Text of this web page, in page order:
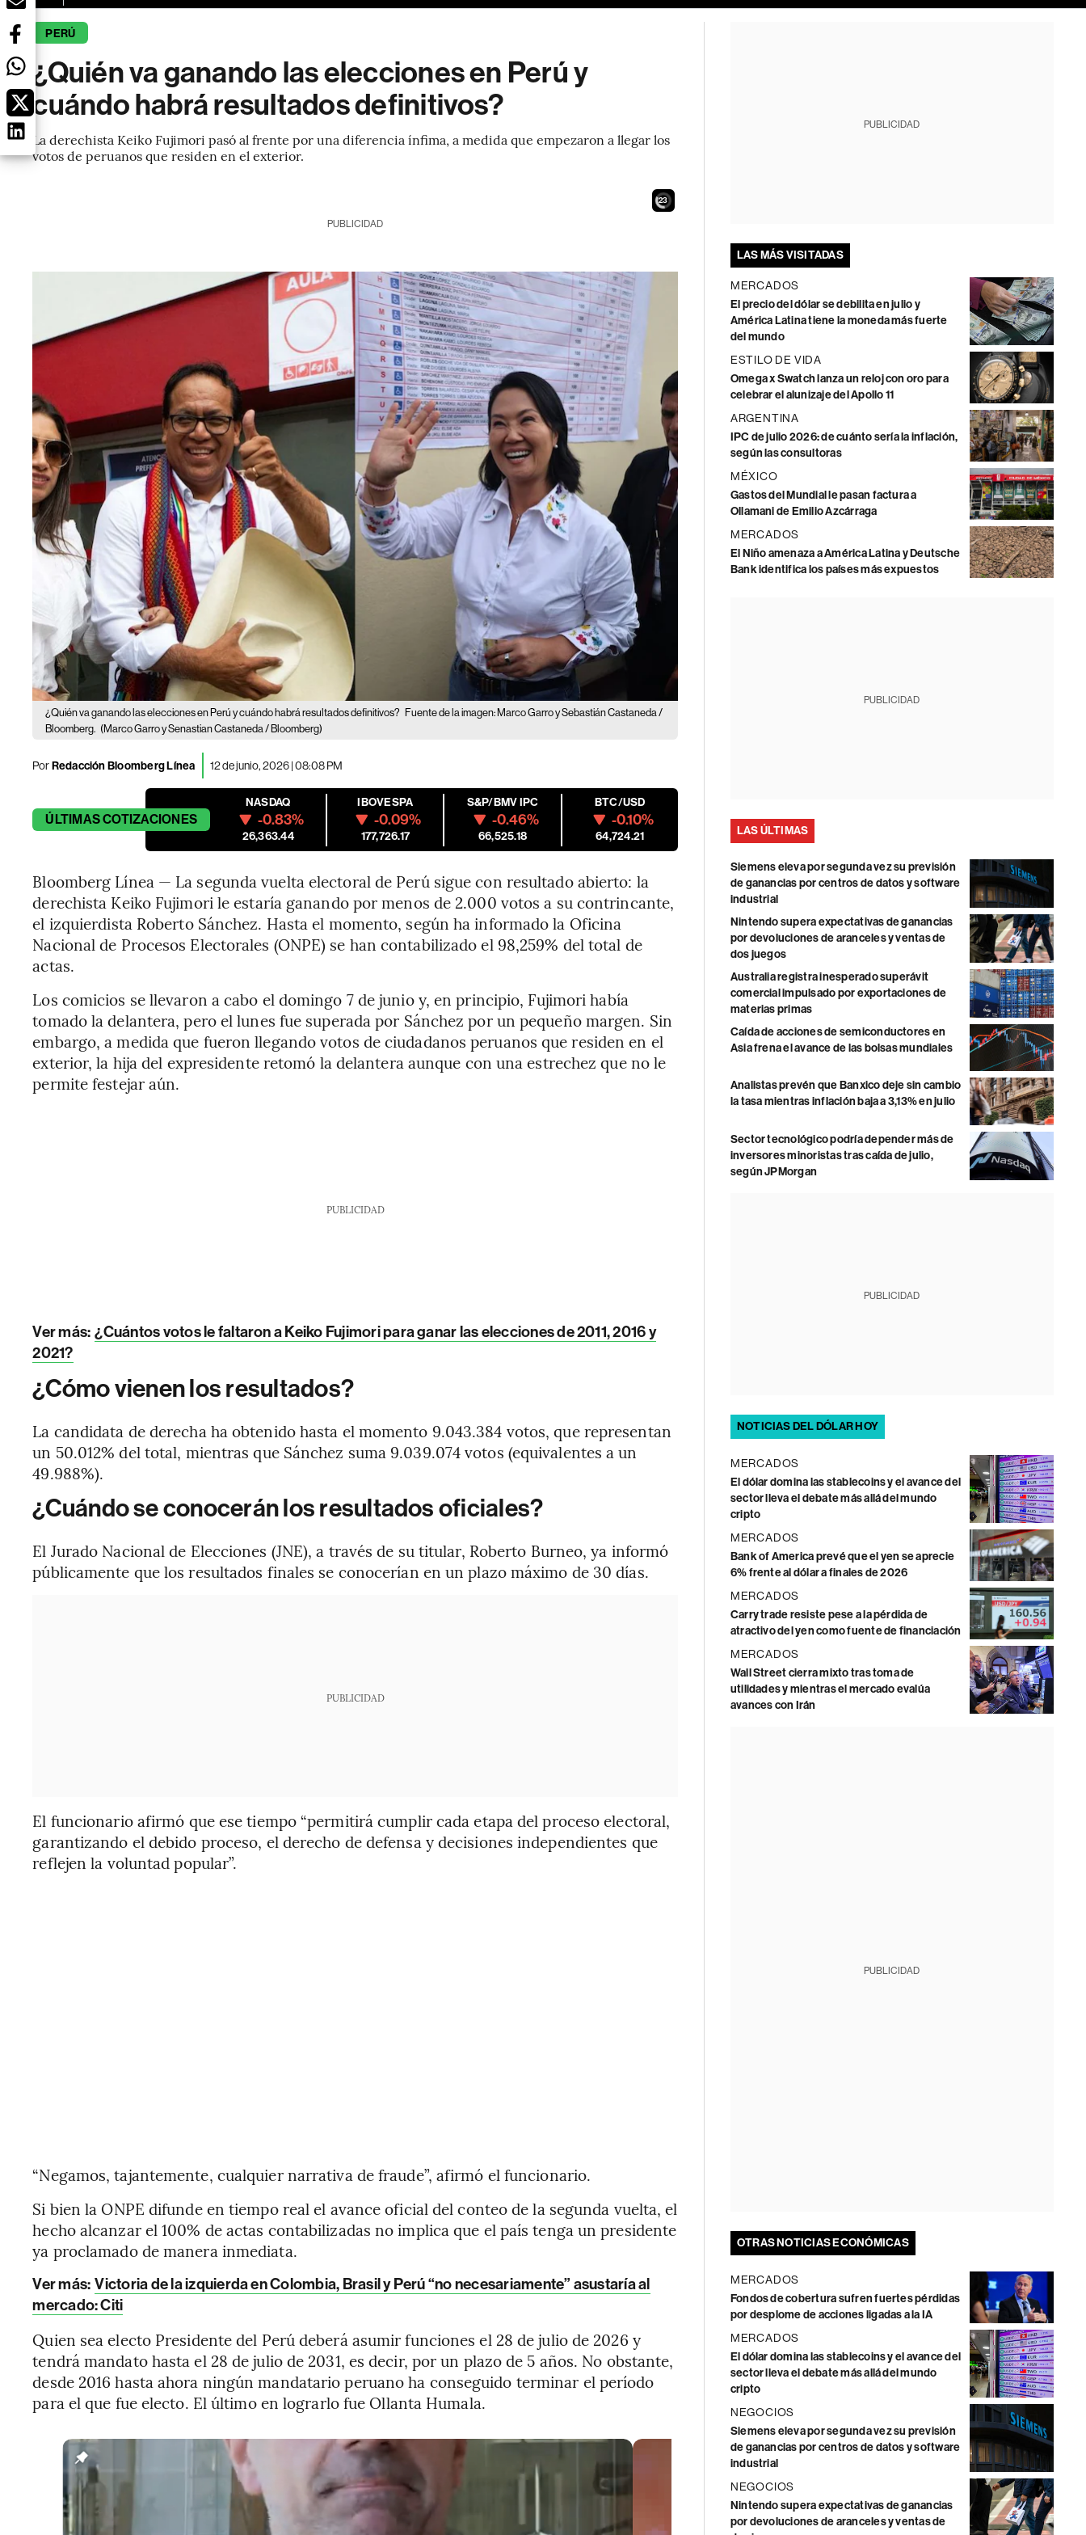
PERÚ
¿Quién va ganando las elecciones en Perú y
cuándo habrá resultados definitivos?
La derechista Keiko Fujimori pasó al frente por una diferencia ínfima, a medida que empezaron a llegar los
votos de peruanos que residen en el exterior.
21
PUBLICIDAD
¿Quién va ganando las elecciones en Perú y cuándo habrá resultados definitivos? Fuente de la imagen: Marco Garro y Sebastián Castaneda /
Bloomberg. (Marco Garro y Senastian Castaneda / Bloomberg)
PorRedacción Bloomberg Línea 12 de junio, 2026 | 08:08 PM
ÚLTIMASCOTIZACIONES
NASDAQ
-0.83%
26,363.44
IBOVESPA
-0.09%
177,726.17
S&P/BMV IPC
-0.46%
66,525.18
BTC/USD
-0.10%
64,724.21
Bloomberg Línea — La segunda vuelta electoral de Perú sigue con resultado abierto: la
derechista Keiko Fujimori le estaría ganando por menos de 2.000 votos a su contrincante,
el izquierdista Roberto Sánchez. Hasta el momento, según ha informado la Oficina
Nacional de Procesos Electorales (ONPE) se han contabilizado el 98,259% del total de
actas.
Los comicios se llevaron a cabo el domingo 7 de junio y, en principio, Fujimori había
tomado la delantera, pero el lunes fue superada por Sánchez por un pequeño margen. Sin
embargo, a medida que fueron llegando votos de ciudadanos peruanos que residen en el
exterior, la hija del expresidente retomó la delantera aunque con una estrechez que no le
permite festejar aún.
PUBLICIDAD
Ver más: ¿Cuántos votos le faltaron a Keiko Fujimori para ganar las elecciones de 2011, 2016 y
2021?
¿Cómo vienen los resultados?
La candidata de derecha ha obtenido hasta el momento 9.043.384 votos, que representan
un 50.012% del total, mientras que Sánchez suma 9.039.074 votos (equivalentes a un
49.988%).
¿Cuándo se conocerán los resultados oficiales?
El Jurado Nacional de Elecciones (JNE), a través de su titular, Roberto Burneo, ya informó
públicamente que los resultados finales se conocerían en un plazo máximo de 30 días.
PUBLICIDAD
El funcionario afirmó que ese tiempo “permitirá cumplir cada etapa del proceso electoral,
garantizando el debido proceso, el derecho de defensa y decisiones independientes que
reflejen la voluntad popular”.
“Negamos, tajantemente, cualquier narrativa de fraude”, afirmó el funcionario.
Si bien la ONPE difunde en tiempo real el avance oficial del conteo de la segunda vuelta, el
hecho alcanzar el 100% de actas contabilizadas no implica que el país tenga un presidente
ya proclamado de manera inmediata.
Ver más: Victoria de la izquierda en Colombia, Brasil y Perú “no necesariamente” asustaría al
mercado: Citi
Quien sea electo Presidente del Perú deberá asumir funciones el 28 de julio de 2026 y
tendrá mandato hasta el 28 de julio de 2031, es decir, por un plazo de 5 años. No obstante,
desde 2016 hasta ahora ningún mandatario peruano ha conseguido terminar el período
para el que fue electo. El último en lograrlo fue Ollanta Humala.
PUBLICIDAD
LAS MÁS VISITADAS
MERCADOS
El precio del dólar se debilita en julio y
América Latina tiene la moneda más fuerte
del mundo
ESTILO DE VIDA
Omega x Swatch lanza un reloj con oro para
celebrar el alunizaje del Apollo 11
ARGENTINA
IPC de julio 2026: de cuánto sería la inflación,
según las consultoras
MÉXICO
Gastos del Mundial le pasan factura a
Ollamani de Emilio Azcárraga
MERCADOS
El Niño amenaza a América Latina y Deutsche
Bank identifica los países más expuestos
PUBLICIDAD
LAS ÚLTIMAS
Siemens eleva por segunda vez su previsión
de ganancias por centros de datos y software
industrial
Nintendo supera expectativas de ganancias
por devoluciones de aranceles y ventas de
dos juegos
Australia registra inesperado superávit
comercial impulsado por exportaciones de
materias primas
Caída de acciones de semiconductores en
Asia frena el avance de las bolsas mundiales
Analistas prevén que Banxico deje sin cambio
la tasa mientras inflación baja a 3,13% en julio
Sector tecnológico podría depender más de
inversores minoristas tras caída de julio,
según JPMorgan
PUBLICIDAD
NOTICIAS DEL DÓLAR HOY
MERCADOS
El dólar domina las stablecoins y el avance del
sector lleva el debate más allá del mundo
cripto
MERCADOS
Bank of America prevé que el yen se aprecie
6% frente al dólar a finales de 2026
MERCADOS
Carry trade resiste pese a la pérdida de
atractivo del yen como fuente de financiación
MERCADOS
Wall Street cierra mixto tras toma de
utilidades y mientras el mercado evalúa
avances con Irán
PUBLICIDAD
OTRAS NOTICIAS ECONÓMICAS
MERCADOS
Fondos de cobertura sufren fuertes pérdidas
por desplome de acciones ligadas a la IA
MERCADOS
El dólar domina las stablecoins y el avance del
sector lleva el debate más allá del mundo
cripto
NEGOCIOS
Siemens eleva por segunda vez su previsión
de ganancias por centros de datos y software
industrial
NEGOCIOS
Nintendo supera expectativas de ganancias
por devoluciones de aranceles y ventas de